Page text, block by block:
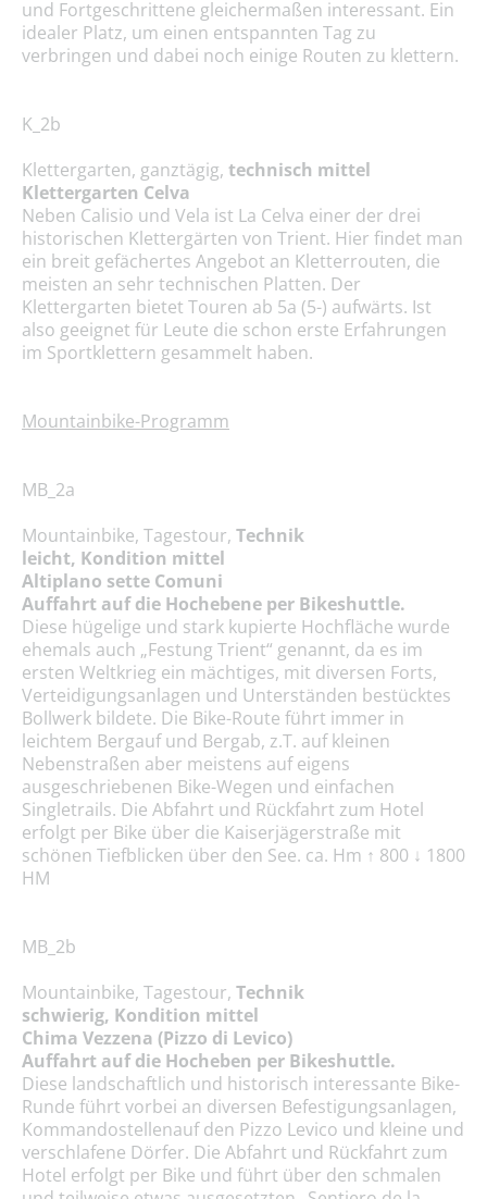
und Fortgeschrittene gleichermaßen interessant. Ein
idealer Platz, um einen entspannten Tag zu
verbringen und dabei noch einige Routen zu klettern.
K_2b
Klettergarten, ganztägig, technisch mittel
Klettergarten Celva
Neben Calisio und Vela ist La Celva einer der drei
historischen Klettergärten von Trient. Hier findet man
ein breit gefächertes Angebot an Kletterrouten, die
meisten an sehr technischen Platten. Der
Klettergarten bietet Touren ab 5a (5-) aufwärts. Ist
also geeignet für Leute die schon erste Erfahrungen
im Sportklettern gesammelt haben.
Mountainbike-Programm
MB_2a
Mountainbike, Tagestour, Technik
leicht, Kondition mittel
Altiplano sette Comuni
Auffahrt auf die Hochebene per Bikeshuttle.
Diese hügelige und stark kupierte Hochfläche wurde
ehemals auch „Festung Trient“ genannt, da es im
ersten Weltkrieg ein mächtiges, mit diversen Forts,
Verteidigungsanlagen und Unterständen bestücktes
Bollwerk bildete. Die Bike-Route führt immer in
leichtem Bergauf und Bergab, z.T. auf kleinen
Nebenstraßen aber meistens auf eigens
ausgeschriebenen Bike-Wegen und einfachen
Singletrails. Die Abfahrt und Rückfahrt zum Hotel
erfolgt per Bike über die Kaiserjägerstraße mit
schönen Tiefblicken über den See. ca. Hm ↑ 800 ↓ 1800
HM
MB_2b
Mountainbike, Tagestour, Technik
schwierig, Kondition mittel
Chima Vezzena (Pizzo di Levico)
Auffahrt auf die Hocheben per Bikeshuttle.
Diese landschaftlich und historisch interessante Bike-
Runde führt vorbei an diversen Befestigungsanlagen,
Kommandostellenauf den Pizzo Levico und kleine und
verschlafene Dörfer. Die Abfahrt und Rückfahrt zum
Hotel erfolgt per Bike und führt über den schmalen